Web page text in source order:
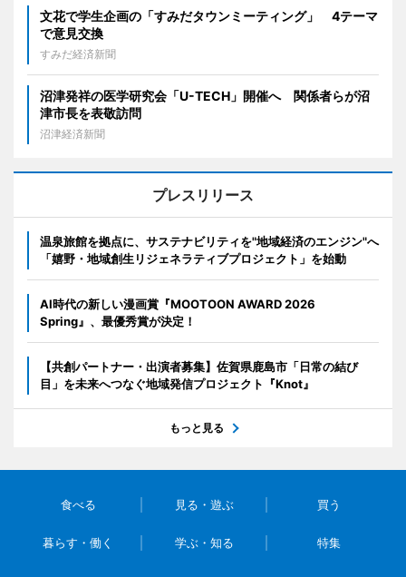
文花で学生企画の「すみだタウンミーティング」 4テーマ
で意見交換
すみだ経済新聞
沼津発祥の医学研究会「U-TECH」開催へ 関係者らが沼
津市長を表敬訪問
沼津経済新聞
プレスリリース
温泉旅館を拠点に、サステナビリティを"地域経済のエンジン"へ
「嬉野・地域創生リジェネラティブプロジェクト」を始動
AI時代の新しい漫画賞『MOOTOON AWARD 2026
Spring』、最優秀賞が決定！
【共創パートナー・出演者募集】佐賀県鹿島市「日常の結び
目」を未来へつなぐ地域発信プロジェクト『Knot』
もっと見る
食べる 見る・遊ぶ 買う
暮らす・働く 学ぶ・知る 特集